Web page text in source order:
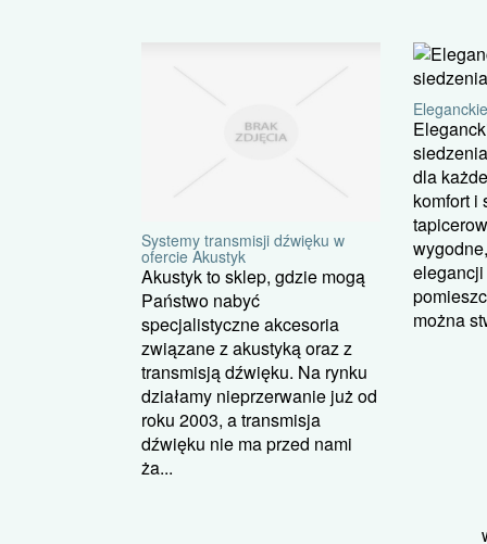
Systemy transmisji dźwięku w
ofercie Akustyk
Akustyk to sklep, gdzie mogą
Państwo nabyć
specjalistyczne akcesoria
związane z akustyką oraz z
transmisją dźwięku. Na rynku
działamy nieprzerwanie już od
roku 2003, a transmisja
dźwięku nie ma przed nami
ża...
dla
komfort i
można